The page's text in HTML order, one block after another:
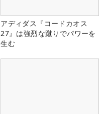
アディダス『コードカオス
27』は強烈な蹴りでパワーを
生む